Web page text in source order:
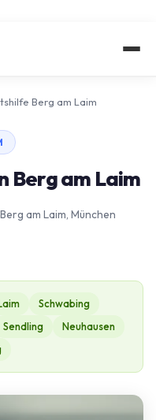
Berg am Laim
Berg am Laim
Berg am Laim, München
Schwabing
Sendling
Neuhausen